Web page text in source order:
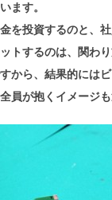
ます。
を投資するのと、
トするのは、関わ
から、結果的には
員が抱くイメージも